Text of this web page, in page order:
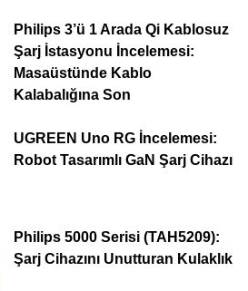
Philips 3’ü 1 Arada Qi Kablosuz
Şarj İstasyonu İncelemesi:
Masaüstünde Kablo
Kalabalığına Son
UGREEN Uno RG İncelemesi:
Robot Tasarımlı GaN Şarj Cihazı
Philips 5000 Serisi (TAH5209):
Şarj Cihazını Unutturan Kulaklık